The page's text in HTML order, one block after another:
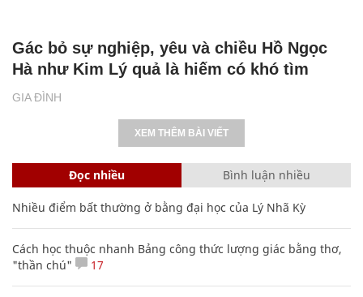
GIA ĐÌNH
Gác bỏ sự nghiệp, yêu và chiều Hồ Ngọc
Hà như Kim Lý quả là hiếm có khó tìm
XEM THÊM BÀI VIẾT
Đọc nhiều Bình luận nhiều
Nhiều điểm bất thường ở bằng đại học của Lý Nhã Kỳ
Cách học thuộc nhanh Bảng công thức lượng giác bằng thơ,
"thần chú"
17